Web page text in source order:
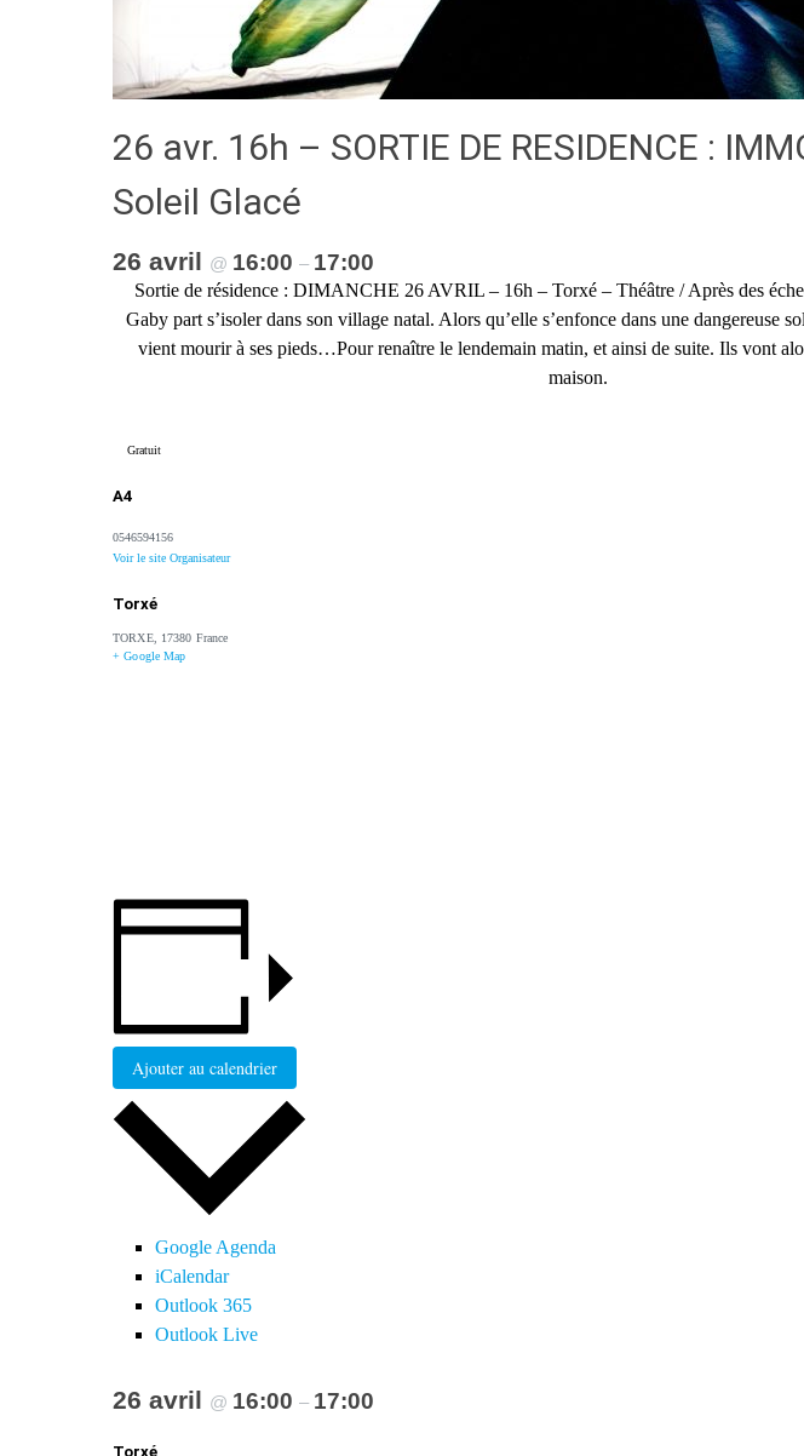
26 avr. 16h – SORTIE DE RESIDENCE :
Soleil Glacé
26 avril @ 16:00 – 17:00
Sortie de résidence : DIMANCHE 26 AVRIL – 16h – Torxé – Théâtre / Après des
Gaby part s’isoler dans son village natal. Alors qu’elle s’enfonce dans une dangereuse
vient mourir à ses pieds…Pour renaître le lendemain matin, et ainsi de suite. Ils vont
maison.
Gratuit
A4
0546594156
Voir le site Organisateur
Torxé
TORXE, 17380 France
+ Google Map
Ajouter au calendrier
Google Agenda
iCalendar
Outlook 365
Outlook Live
26 avril @ 16:00 – 17:00
Torxé